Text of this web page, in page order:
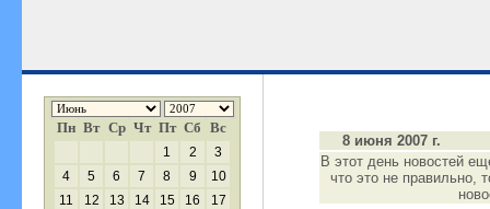
Пн Вт Ср Чт Пт Сб Вс
1 2
3
4
5 6 7 8 9
10
11
12 13 14 15 16
17
8 июня 2007 г.
В этот день новостей
что это не правильно,